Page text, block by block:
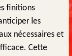
finitions
les
nécessaires et
Cette